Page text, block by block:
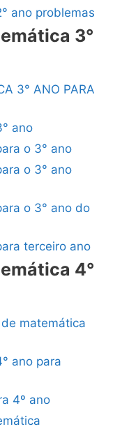
ano problemas
3°
3° ANO PARA
ano
o 3° ano
o 3° ano
o 3° ano do
terceiro ano
4°
de matemática
ano para
4º ano